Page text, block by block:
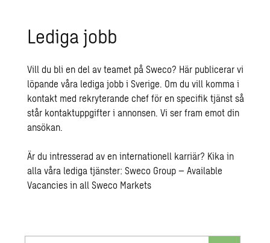
Lediga jobb
Vill du bli en del av teamet på Sweco? Här publicerar vi
löpande våra lediga jobb i Sverige. Om du vill komma i
kontakt med rekryterande chef för en specifik tjänst så
står kontaktuppgifter i annonsen. Vi ser fram emot din
ansökan.
Är du intresserad av en internationell karriär? Kika in
alla våra lediga tjänster:Sweco Group – Available
Vacancies in all Sweco Markets